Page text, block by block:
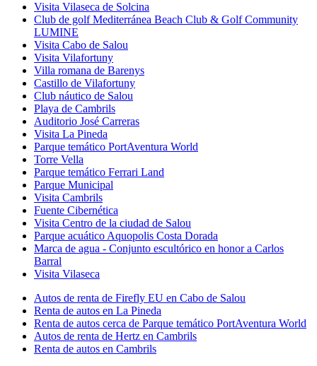
Visita Vilaseca de Solcina
Club de golf Mediterránea Beach Club & Golf Community
LUMINE
Visita Cabo de Salou
Visita Vilafortuny
Villa romana de Barenys
Castillo de Vilafortuny
Club náutico de Salou
Playa de Cambrils
Auditorio José Carreras
Visita La Pineda
Parque temático PortAventura World
Torre Vella
Parque temático Ferrari Land
Parque Municipal
Visita Cambrils
Fuente Cibernética
Visita Centro de la ciudad de Salou
Parque acuático Aquopolis Costa Dorada
Marca de agua - Conjunto escultórico en honor a Carlos
Barral
Visita Vilaseca
Autos de renta de Firefly EU en Cabo de Salou
Renta de autos en La Pineda
Renta de autos cerca de Parque temático PortAventura World
Autos de renta de Hertz en Cambrils
Renta de autos en Cambrils